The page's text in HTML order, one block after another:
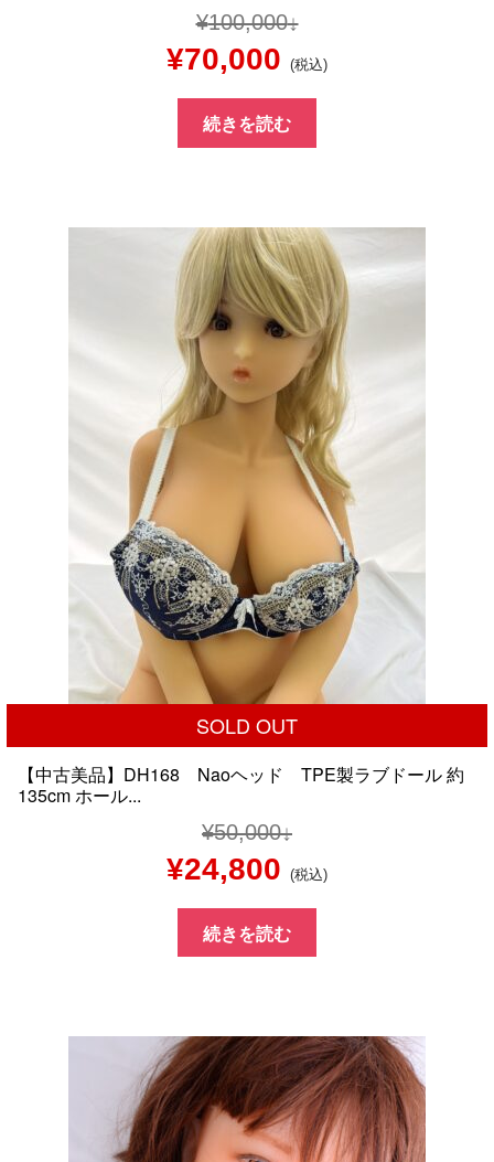
¥100,000
元
の
価
は
¥100,000
で
し
た。
¥70,000 現
在
の
格
は
¥70,000
で
す。
(税込)
続きを読む
SOLD OUT
【中古美品】DH168 Naoヘッド TPE製ラブドール 約
135cm ホール...
¥50,000
元
の
価
は
¥50,000
で
¥24,800 現
在
の
格
は
¥24,800
(税込)
続きを読む